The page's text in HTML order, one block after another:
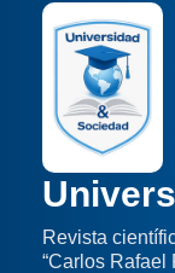
Revista
“Carlos Rafael